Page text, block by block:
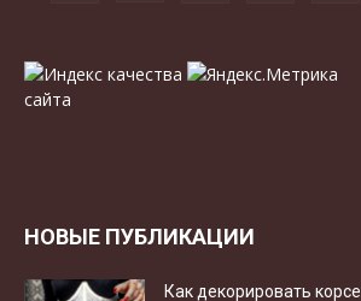
НОВЫЕ ПУБЛИКАЦИИ
Как декорировать